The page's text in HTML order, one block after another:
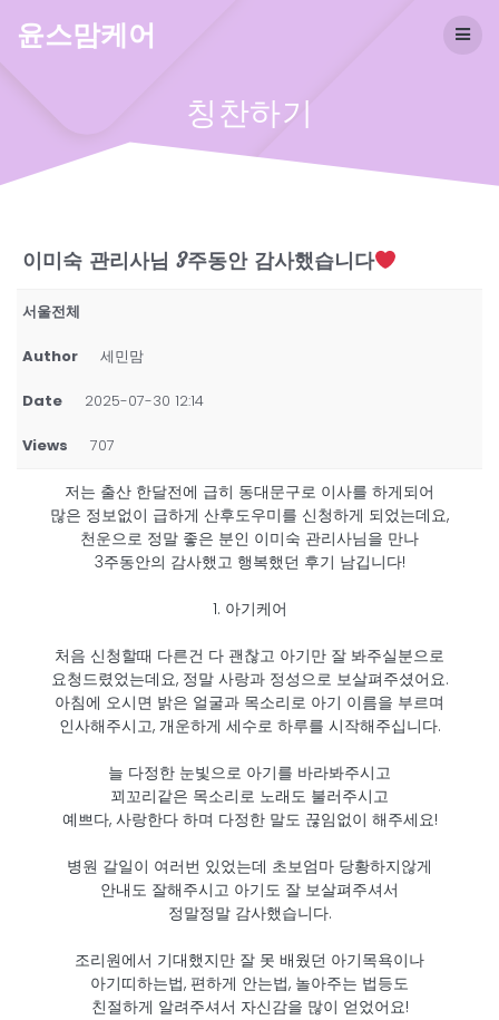
윤스맘케어
칭찬하기
이미숙 관리사님 3주동안 감사했습니다
서울전체
Author 세민맘
Date 2025-07-30 12:14
Views 707
저는 출산 한달전에 급히 동대문구로 이사를 하게되어
많은 정보없이 급하게 산후도우미를 신청하게 되었는데요,
천운으로 정말 좋은 분인 이미숙 관리사님을 만나
3주동안의 감사했고 행복했던 후기 남깁니다!
1. 아기케어
처음 신청할때 다른건 다 괜찮고 아기만 잘 봐주실분으로
요청드렸었는데요, 정말 사랑과 정성으로 보살펴주셨어요.
아침에 오시면 밝은 얼굴과 목소리로 아기 이름을 부르며
인사해주시고, 개운하게 세수로 하루를 시작해주십니다.
늘 다정한 눈빛으로 아기를 바라봐주시고
꾀꼬리같은 목소리로 노래도 불러주시고
예쁘다, 사랑한다 하며 다정한 말도 끊임없이 해주세요!
병원 갈일이 여러번 있었는데 초보엄마 당황하지않게
안내도 잘해주시고 아기도 잘 보살펴주셔서
정말정말 감사했습니다.
조리원에서 기대했지만 잘 못 배웠던 아기목욕이나
아기띠하는법, 편하게 안는법, 놀아주는 법등도
친절하게 알려주셔서 자신감을 많이 얻었어요!